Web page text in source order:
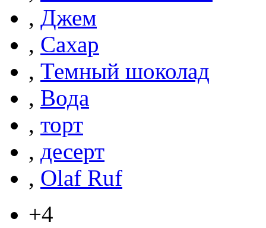
, Джем
, Сахар
, Темный шоколад
, Вода
, торт
, десерт
, Olaf Ruf
+4